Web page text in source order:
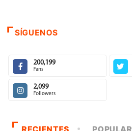
SÍGUENOS
200,199
Fans
2,099
Followers
RECIENTES POPULAR